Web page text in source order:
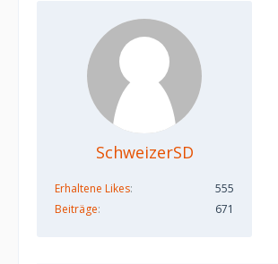
SchweizerSD
Erhaltene Likes
555
Beiträge
671